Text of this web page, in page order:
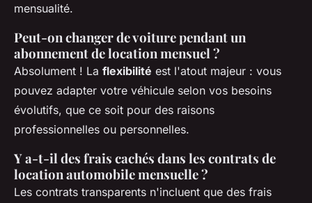
mensualité.
Peut-on changer de voiture pendant un
abonnement de location mensuel ?
Absolument ! La flexibilité est l'atout majeur : vous
pouvez adapter votre véhicule selon vos besoins
évolutifs, que ce soit pour des raisons
professionnelles ou personnelles.
Y a-t-il des frais cachés dans les contrats de
location automobile mensuelle ?
Les contrats transparents n'incluent que des frais